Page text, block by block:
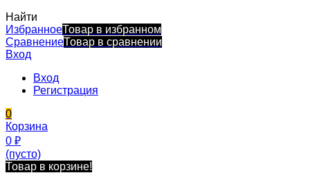
Найти
ИзбранноеТовар в избранном
СравнениеТовар в сравнении
Вход
Вход
Регистрация
0
Корзина
0 ₽
(пусто)
Товар в корзине!